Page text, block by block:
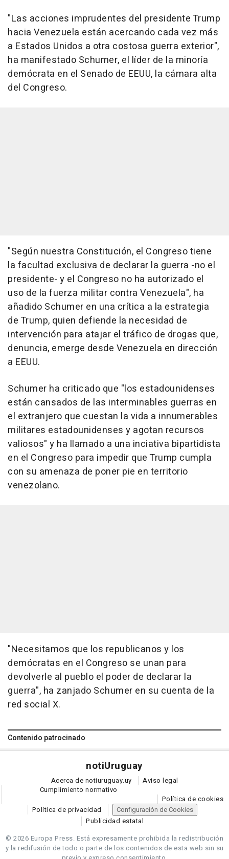
"Las acciones imprudentes del presidente Trump
hacia Venezuela están acercando cada vez más
a Estados Unidos a otra costosa guerra exterior",
ha manifestado Schumer, el líder de la minoría
demócrata en el Senado de EEUU, la cámara alta
del Congreso.
"Según nuestra Constitución, el Congreso tiene
la facultad exclusiva de declarar la guerra -no el
presidente- y el Congreso no ha autorizado el
uso de la fuerza militar contra Venezuela", ha
añadido Schumer en una crítica a la estrategia
de Trump, quien defiende la necesidad de
intervención para atajar el tráfico de drogas que,
denuncia, emerge desde Venezuela en dirección
a EEUU.
Schumer ha criticado que "los estadounidenses
están cansados de las interminables guerras en
el extranjero que cuestan la vida a innumerables
militares estadounidenses y agotan recursos
valiosos" y ha llamado a una inciativa bipartidista
en el Congreso para impedir que Trump cumpla
con su amenaza de poner pie en territorio
venezolano.
"Necesitamos que los republicanos y los
demócratas en el Congreso se unan para
devolverle al pueblo el poder de declarar la
guerra", ha zanjado Schumer en su cuenta de la
red social X.
Contenido patrocinado
notiUruguay
Acerca de notiuruguay.uy
Aviso legal
Cumplimiento normativo
Política de cookies
Política de privacidad
Configuración de Cookies
Publicidad estatal
© 2026 Europa Press. Está expresamente prohibida la redistribución
y la redifusión de todo o parte de los contenidos de esta web sin su